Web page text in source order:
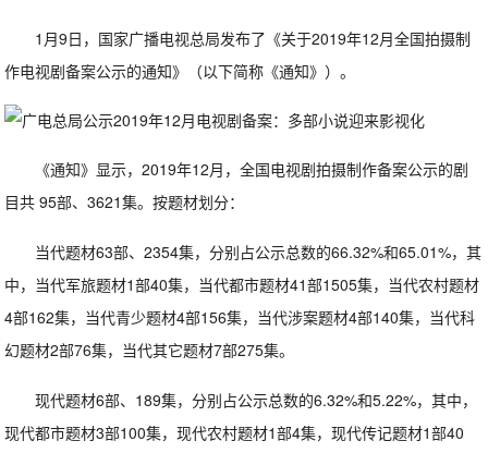
1月9日，国家广播电视总局发布了《关于2019年12月全国拍摄制
作电视剧备案公示的通知》（以下简称《通知》）。
《通知》显示，2019年12月，全国电视剧拍摄制作备案公示的剧
目共 95部、3621集。按题材划分：
当代题材63部、2354集，分别占公示总数的66.32%和65.01%，其
中，当代军旅题材1部40集，当代都市题材41部1505集，当代农村题材
4部162集，当代青少题材4部156集，当代涉案题材4部140集，当代科
幻题材2部76集，当代其它题材7部275集。
现代题材6部、189集，分别占公示总数的6.32%和5.22%，其中，
现代都市题材3部100集，现代农村题材1部4集，现代传记题材1部40